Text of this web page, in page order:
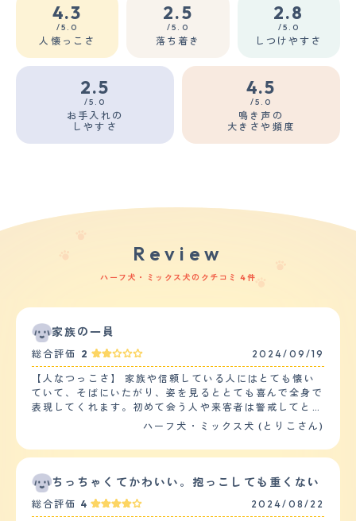
4.3
/5.0
人懐っこさ
2.5
/5.0
落ち着き
2.8
/5.0
しつけやすさ
2.5
/5.0
お手入れの
しやすさ
4.5
/5.0
鳴き声の
大きさや頻度
Review
ハーフ犬・ミックス犬のクチコミ 4件
家族の一員
総合評価 2 2024/09/19
【人なつっこさ】 家族や信頼している人にはとても懐い
ていて、そばにいたがり、姿を見るととても喜んで全身で
表現してくれます。初めて会う人や来客者は警戒してとて
も吠えて、噛みつこうとすることもあります。子どもも苦
丸まり、引き返そうとしたり立ち止まって動かなくなって
の犬とすれ違っても噛みつこうとしたり唸ったりすること
があります。 【落ち着き】 とても落ち着きがなく、特に
散歩に行く時は喜んで飛び上がって体当たりしてきたり、
ハーフ犬・ミックス犬 (とりこさん)
ちっちゃくてかわいい。抱っこしても重くない
総合評価 4 2024/08/22